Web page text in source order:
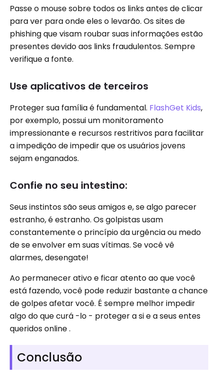
Passe o mouse sobre todos os links antes de clicar
para ver para onde eles o levarão. Os sites de
phishing que visam roubar suas informações estão
presentes devido aos links fraudulentos. Sempre
verifique a fonte.
Use aplicativos de terceiros
Proteger sua família é fundamental. FlashGet Kids,
por exemplo, possui um monitoramento
impressionante e recursos restritivos para facilitar
a impedição de impedir que os usuários jovens
sejam enganados.
Confie no seu intestino:
Seus instintos são seus amigos e, se algo parecer
estranho, é estranho. Os golpistas usam
constantemente o princípio da urgência ou medo
de se envolver em suas vítimas. Se você vê
alarmes, desengate!
Ao permanecer ativo e ficar atento ao que você
está fazendo, você pode reduzir bastante a chance
de golpes afetar você. É sempre melhor impedir
algo do que curá -lo - proteger a si e a seus entes
queridos online .
Conclusão